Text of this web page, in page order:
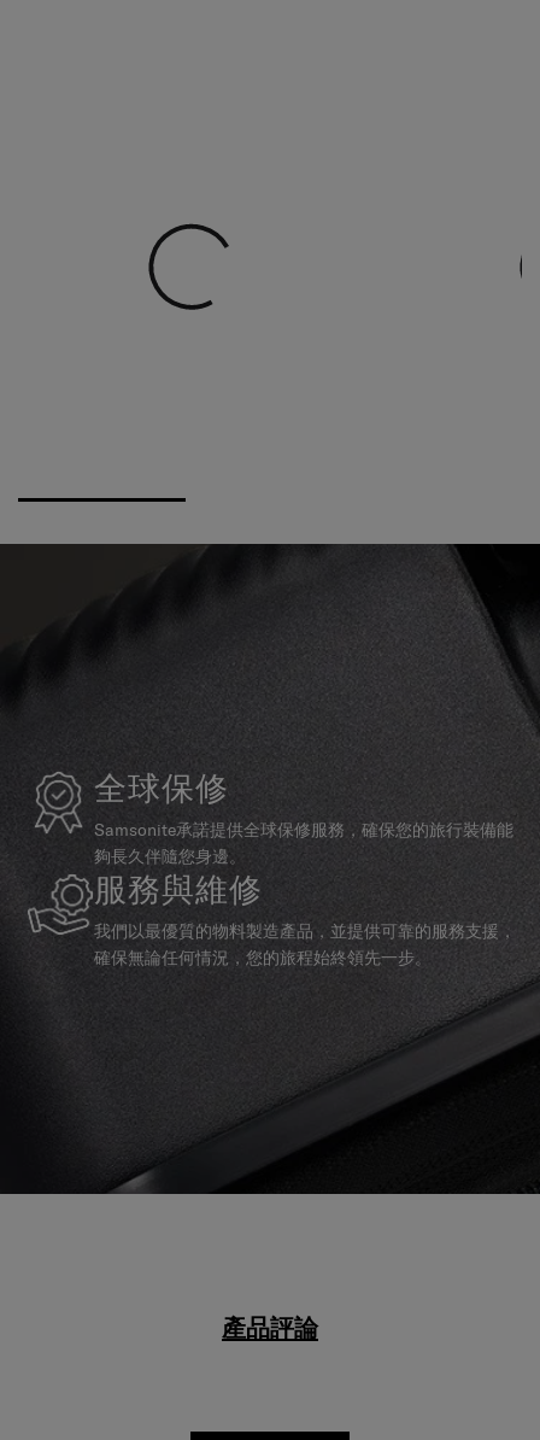
全球保修
Samsonite承諾提供全球保修服務，確保您的旅行裝備能
夠長久伴隨您身邊。
服務與維修
我們以最優質的物料製造產品，並提供可靠的服務支援，
確保無論任何情況，您的旅程始終領先一步。
產品評論